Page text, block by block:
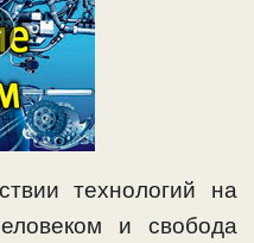
технологий на
и свобода